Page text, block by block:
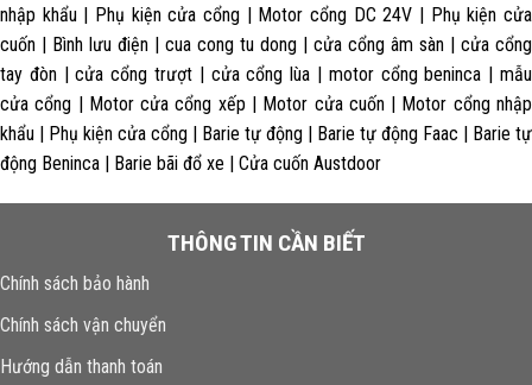
26 Cửa kính tự động dùng kính cường lực mấy ly
XU HƯỚNG TÌM KIẾM
sàn | motor cổng trượt | motor tay đòn | motor cổng lùa | motor
beninca | motor faac | mẫu cửa cổng | Motor cửa cổng xếp | Motor
cuốn | Bình lưu điện | cua cong tu dong | cửa cổng âm sàn | cửa cổng
tay đòn | cửa cổng trượt | cửa cổng lùa | motor cổng beninca | mẫu